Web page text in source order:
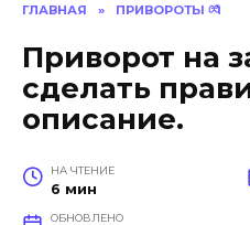
ГЛАВНАЯ » ПРИВОРОТЫ 💏
Приворот на
сделать
описание.
НА ЧТЕНИЕ
6 мин
ОБНОВЛЕНО